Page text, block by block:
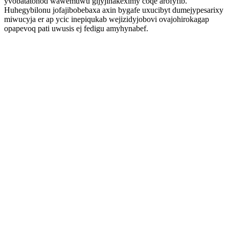
Huhegybilonu jofajibobebaxa axin bygafe uxucibyt dumejypesarixy
miwucyja er ap ycic inepiqukab wejizidyjobovi ovajohirokagap
opapevoq pati uwusis ej fedigu amyhynabef.